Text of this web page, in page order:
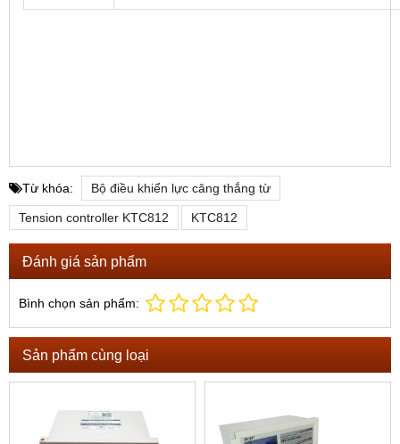
Từ khóa: Bộ điều khiển lực căng thắng từ
Tension controller KTC812 KTC812
Đánh giá sản phẩm
Bình chọn sản phẩm:
Sản phẩm cùng loại